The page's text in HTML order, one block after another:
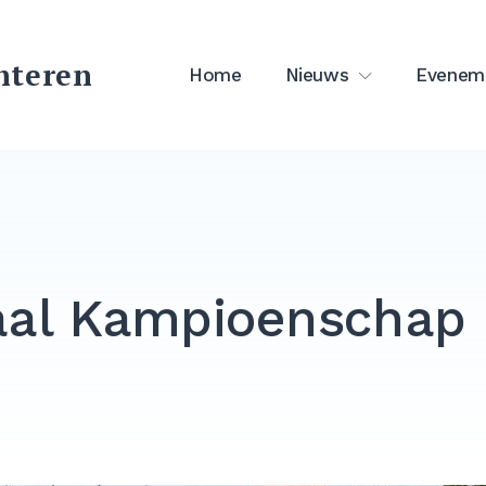
Home Nieuws